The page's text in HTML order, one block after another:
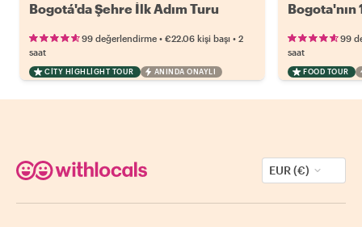
Bogotá'da Şehre İlk Adım Turu
99 değerlendirme • €22.06 kişi başı • 2
saat
CITY HIGHLIGHT TOUR ANINDA ONAYLI
Bogota'nın
99
saat
FOOD TOUR
EUR (€)